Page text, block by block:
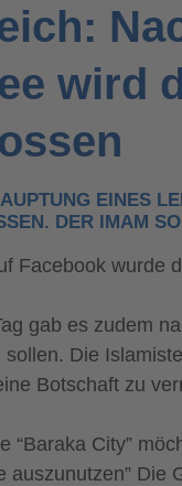
wird
EINES
DER IMAM
Facebook wurde
gab es zudem
sollen. Die
Botschaft zu
“Baraka City”
auszunutzen” Die